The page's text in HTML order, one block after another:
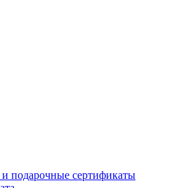
подарочные сертификаты